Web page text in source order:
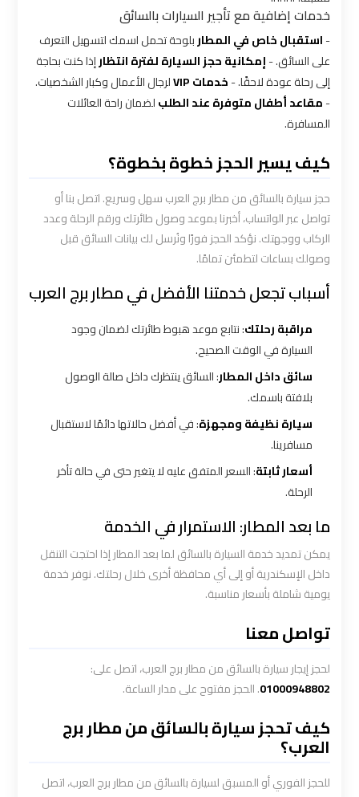
خدمات إضافية مع تأجير السيارات بالسائق
-استقبال خاص في المطاربلوحة تحمل اسمك لتسهيل التعرف
على السائق. -إمكانية حجز السيارة لفترة انتظارإذا كنت بحاجة
إلى رحلة عودة لاحقًا. -خدمات VIP
لرجال الأعمال وكبار الشخصيات.
-مقاعد أطفال متوفرة عند الطلبلضمان راحة العائلات
المسافرة.
كيف يسير الحجز خطوة بخطوة؟
حجز سيارة بالسائق من مطار برج العرب سهل وسريع. اتصل بنا أو
تواصل عبر الواتساب، أخبرنا بموعد وصول طائرتك ورقم الرحلة وعدد
الركاب ووجهتك. نؤكد الحجز فورًا ونُرسل لك بيانات السائق قبل
وصولك بساعات لتطمئن تمامًا.
أسباب تجعل خدمتنا الأفضل في مطار برج العرب
مراقبة رحلتك: نتابع موعد هبوط طائرتك لضمان وجود
السيارة في الوقت الصحيح.
سائق داخل المطار: السائق ينتظرك داخل صالة الوصول
بلافتة باسمك.
سيارة نظيفة ومجهزة: في أفضل حالاتها دائمًا لاستقبال
مسافرينا.
أسعار ثابتة: السعر المتفق عليه لا يتغير حتى في حالة تأخر
الرحلة.
ما بعد المطار: الاستمرار في الخدمة
يمكن تمديد خدمة السيارة بالسائق لما بعد المطار إذا احتجت التنقل
داخل الإسكندرية أو إلى أي محافظة أخرى خلال رحلتك. نوفر خدمة
يومية شاملة بأسعار مناسبة.
تواصل معنا
لحجز إيجار سيارة بالسائق من مطار برج العرب، اتصل على:
01000948802. الحجز مفتوح على مدار الساعة.
كيف تحجز سيارة بالسائق من مطار برج
العرب؟
للحجز الفوري أو المسبق لسيارة بالسائق من مطار برج العرب، اتصل
شركه
ليموزين
القاهره
ليموزين
اسكندرية
القاهرة
ليموزين
الإسكندرية
القاهرة
الاسكندرية
الاسكندريه
ليموزين
الاسكندريه
السويس
ليموزين
الاسكندريه
الشيخ
ليموزين
الاسكندريه